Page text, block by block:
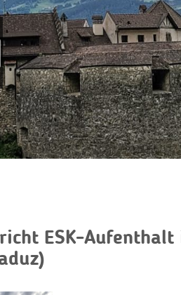
ESK-